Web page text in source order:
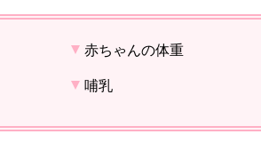
赤ちゃんの体重
哺乳